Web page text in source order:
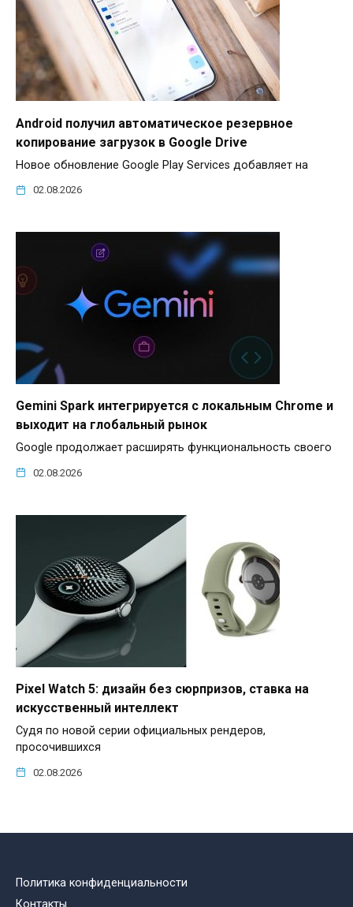
Android получил автоматическое резервное
копирование загрузок в Google Drive
Новое обновление Google Play Services добавляет на
02.08.2026
Gemini Spark интегрируется с локальным Chrome и
выходит на глобальный рынок
Google продолжает расширять функциональность своего
02.08.2026
Pixel Watch 5: дизайн без сюрпризов, ставка на
искусственный интеллект
Судя по новой серии официальных рендеров,
просочившихся
02.08.2026
Политика конфиденциальности
Контакты